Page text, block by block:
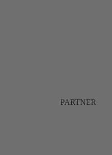
PARTNER